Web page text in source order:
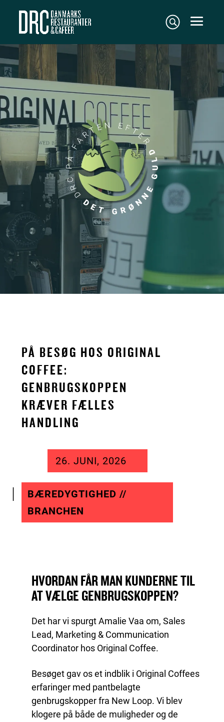
PÅ BESØG HOS ORIGINAL
COFFEE:
GENBRUGSKOPPEN
KRÆVER FÆLLES
HANDLING
26. JUNI, 2026
BÆREDYGTIGHED //
BRANCHEN
HVORDAN FÅR MAN KUNDERNE TIL
AT VÆLGE GENBRUGSKOPPEN?
Det har vi spurgt Amalie Vaa om, Sales
Lead, Marketing & Communication
Coordinator hos Original Coffee.
Besøget gav os et indblik i Original Coffees
erfaringer med pantbelagte
genbrugskopper fra New Loop. Vi blev
klogere på både de muligheder og de